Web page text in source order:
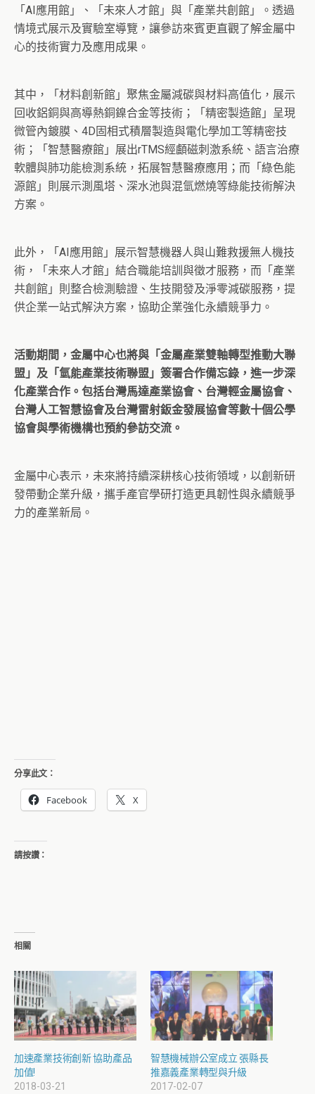
「AI應用館」、「未來人才館」與「產業共創館」。透過
情境式展示及實驗室導覽，讓參訪來賓更直觀了解金屬中
心的技術實力及應用成果。
其中，「材料創新館」聚焦金屬減碳與材料高值化，展示
回收鋁銅與高導熱銅鎳合金等技術；「精密製造館」呈現
微管內鍍膜、4D固相式積層製造與電化學加工等精密技
術；「智慧醫療館」展出rTMS經顱磁刺激系統、語言治療
軟體與肺功能檢測系統，拓展智慧醫療應用；而「綠色能
源館」則展示測風塔、深水池與混氫燃燒等綠能技術解決
方案。
此外，「AI應用館」展示智慧機器人與山難救援無人機技
術，「未來人才館」結合職能培訓與徵才服務，而「產業
共創館」則整合檢測驗證、生技開發及淨零減碳服務，提
供企業一站式解決方案，協助企業強化永續競爭力。
活動期間，金屬中心也將與「金屬產業雙軸轉型推動大聯
盟」及「氫能產業技術聯盟」簽署合作備忘錄，進一步深
化產業合作。包括台灣馬達產業協會、台灣輕金屬協會、
台灣人工智慧協會及台灣雷射鈑金發展協會等數十個公學
協會與學術機構也預約參訪交流。
金屬中心表示，未來將持續深耕核心技術領域，以創新研
發帶動企業升級，攜手產官學研打造更具韌性與永續競爭
力的產業新局。
分享此文：
Facebook X
請按讚：
相關
加速產業技術創新 協助產品
加值!
2018-03-21
智慧機械辦公室成立 張縣長
推嘉義產業轉型與升級
2017-02-07